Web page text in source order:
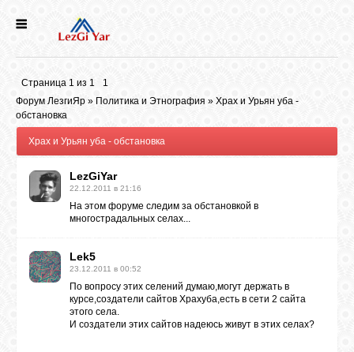
ИСТОРИЯ
КУЛЬТУРА
ЛЕЗГИН
Страница 1 из 1
1
Форум ЛезгиЯр » Политика и Этнография » Храх и Урьян уба -
обстановка
Храх и Урьян уба - обстановка
LezGiYar
22.12.2011 в 21:16
На этом форуме следим за обстановкой в
многострадальных селах...
Lek5
23.12.2011 в 00:52
По вопросу этих селений думаю,могут держать в
курсе,создатели сайтов Храхуба,есть в сети 2 сайта
этого села.
И создатели этих сайтов надеюсь живут в этих селах?